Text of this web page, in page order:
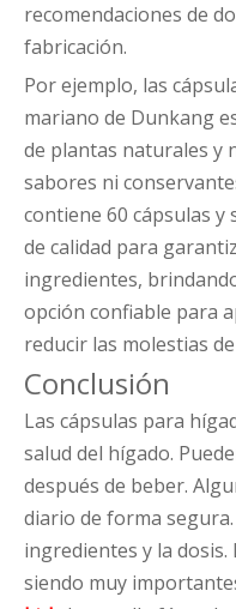
recomendaciones de
fabricación.
Por ejemplo, las
mariano de Dunkang
de plantas naturales y
sabores ni
contiene 60 cápsulas y
de calidad para
ingredientes,
opción confiable para
reducir las molestias
Conclusión
Las cápsulas para
salud del hígado.
después de beber.
diario de forma
ingredientes y la
siendo muy